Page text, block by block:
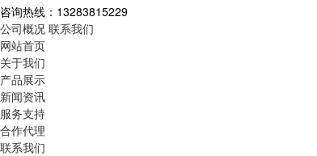
咨询热线： 13283815229
公司概况 联系我们
网站首页
关于我们
产品展示
新闻资讯
服务支持
合作代理
联系我们